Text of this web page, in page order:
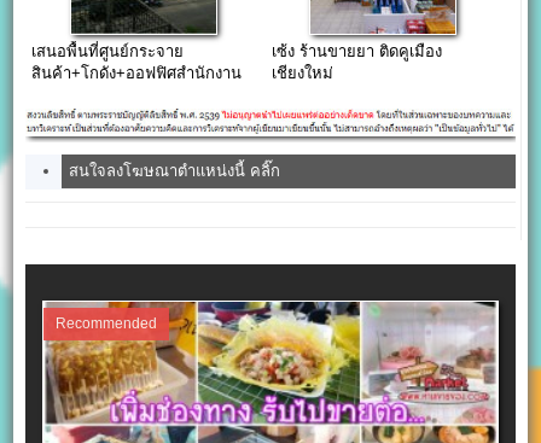
เสนอพื้นที่ศูนย์กระจาย
สินค้า+โกดัง+ออฟฟิศสำนักงาน
เซ้ง ร้านขายยา ติดคูเมือง
เชียงใหม่
สนใจลงโฆษณาตำแหน่งนี้ คลิ๊ก
Recommended